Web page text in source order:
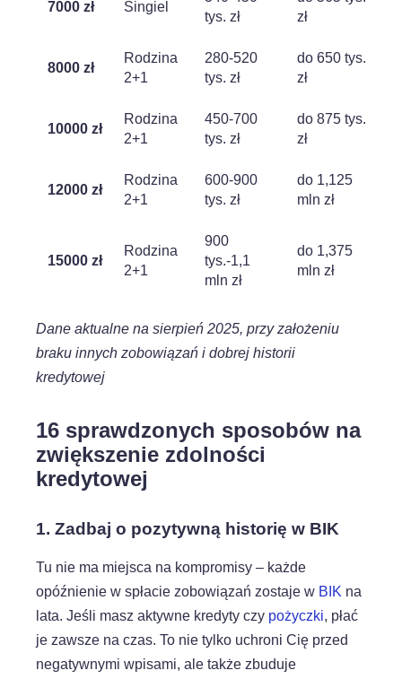
7000 zł Singiel
tys. zł
zł
8000 zł
Rodzina
2+1
280-520
tys. zł
do 650 tys.
zł
10000 zł
Rodzina
2+1
450-700
tys. zł
do 875 tys.
zł
12000 zł
Rodzina
2+1
600-900
tys. zł
do 1,125
mln zł
15000 zł
Rodzina
2+1
900
tys.-1,1
mln zł
do 1,375
mln zł
Dane aktualne na sierpień 2025, przy założeniu
braku innych zobowiązań i dobrej historii
kredytowej
16 sprawdzonych sposobów na
zwiększenie zdolności
kredytowej
1. Zadbaj o pozytywną historię w BIK
Tu nie ma miejsca na kompromisy – każde
opóźnienie w spłacie zobowiązań zostaje w BIK na
lata. Jeśli masz aktywne kredyty czy pożyczki, płać
je zawsze na czas. To nie tylko uchroni Cię przed
negatywnymi wpisami, ale także zbuduje